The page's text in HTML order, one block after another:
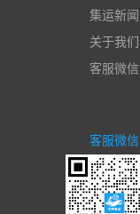
集运新闻
关于我们
客服微信
客服微信